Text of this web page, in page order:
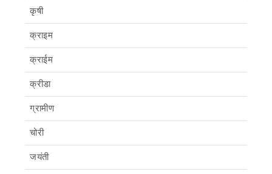
कृषी
क्राइम
क्राईम
क्रीडा
ग्रामीण
चोरी
जयंती